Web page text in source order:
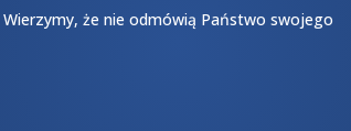
Wierzymy, że nie odmówią Państwo swojego